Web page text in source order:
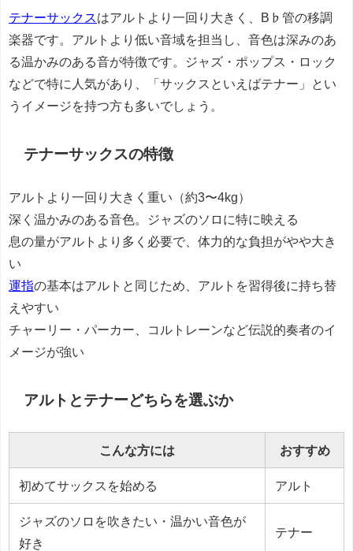
テナーサックスはアルトより一回り大きく、B♭管の移調
楽器です。アルトより低い音域を担当し、音色は深みのあ
る温かみのある音が特徴です。ジャズ・ポップス・ロック
などで特に人気があり、「サックスといえばテナー」とい
うイメージを持つ方も多いでしょう。
テナーサックスの特徴
アルトより一回り大きく重い（約3〜4kg）
深く温かみのある音色。ジャズのソロに特に映える
息の量がアルトより多く必要で、体力的な負担がやや大き
い
運指の基本はアルトと同じため、アルトを習得後に持ち替
えやすい
チャーリー・パーカー、コルトレーンなど伝説的奏者のイ
メージが強い
アルトとテナーどちらを選ぶか
こんな方には おすすめ
初めてサックスを始める アルト
ジャズのソロを吹きたい・温かい音色が
好き
テナー